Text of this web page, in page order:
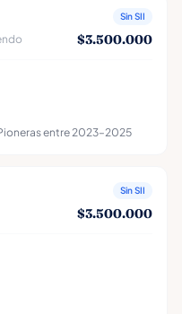
Sin SII
$3.500.000
entre 2023–2025
Sin SII
$3.500.000